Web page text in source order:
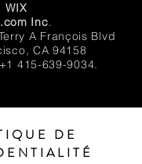
WIX
Inc.
A François Blvd
CA 94158
415-639-9034.
DE